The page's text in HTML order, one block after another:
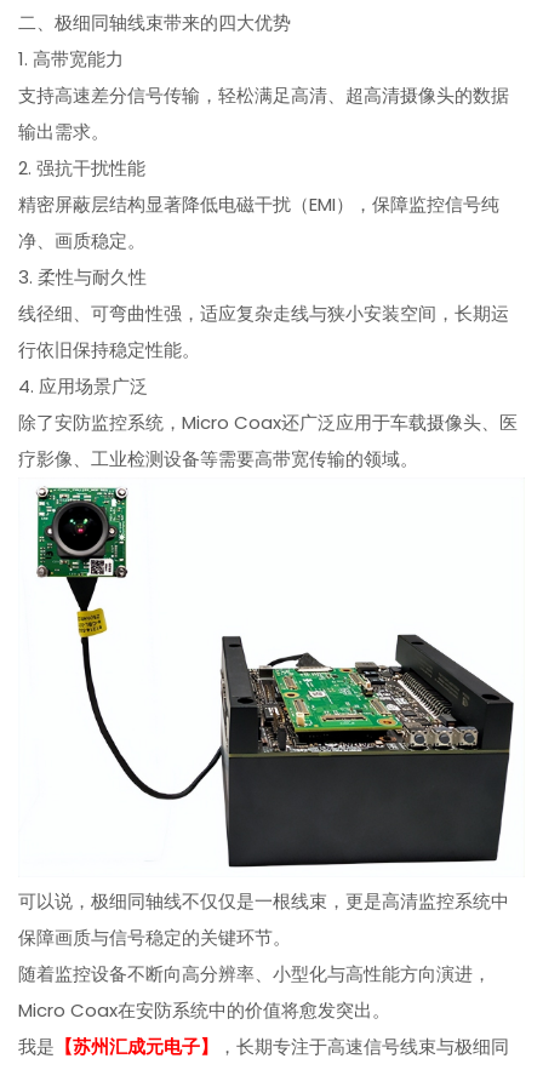
二、极细同轴线束带来的四大优势
1. 高带宽能力
支持高速差分信号传输，轻松满足高清、超高清摄像头的数据
输出需求。
2. 强抗干扰性能
精密屏蔽层结构显著降低电磁干扰（EMI），保障监控信号纯
净、画质稳定。
3. 柔性与耐久性
线径细、可弯曲性强，适应复杂走线与狭小安装空间，长期运
行依旧保持稳定性能。
4. 应用场景广泛
除了安防监控系统，Micro Coax还广泛应用于车载摄像头、医
疗影像、工业检测设备等需要高带宽传输的领域。
可以说，极细同轴线不仅仅是一根线束，更是高清监控系统中
保障画质与信号稳定的关键环节。
随着监控设备不断向高分辨率、小型化与高性能方向演进，
Micro Coax在安防系统中的价值将愈发突出。
我是 【苏州汇成元电子】
，长期专注于高速信号线束与极细同